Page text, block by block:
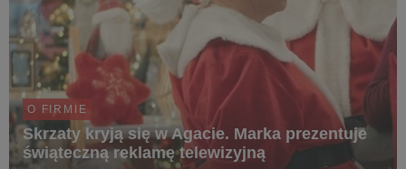
O FIRMIE
Skrzaty kryją się w Agacie. Marka prezentuje
świąteczną reklamę telewizyjną